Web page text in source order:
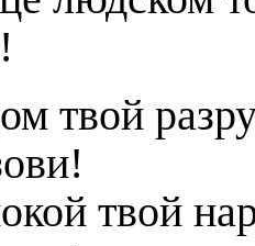
твой
твой